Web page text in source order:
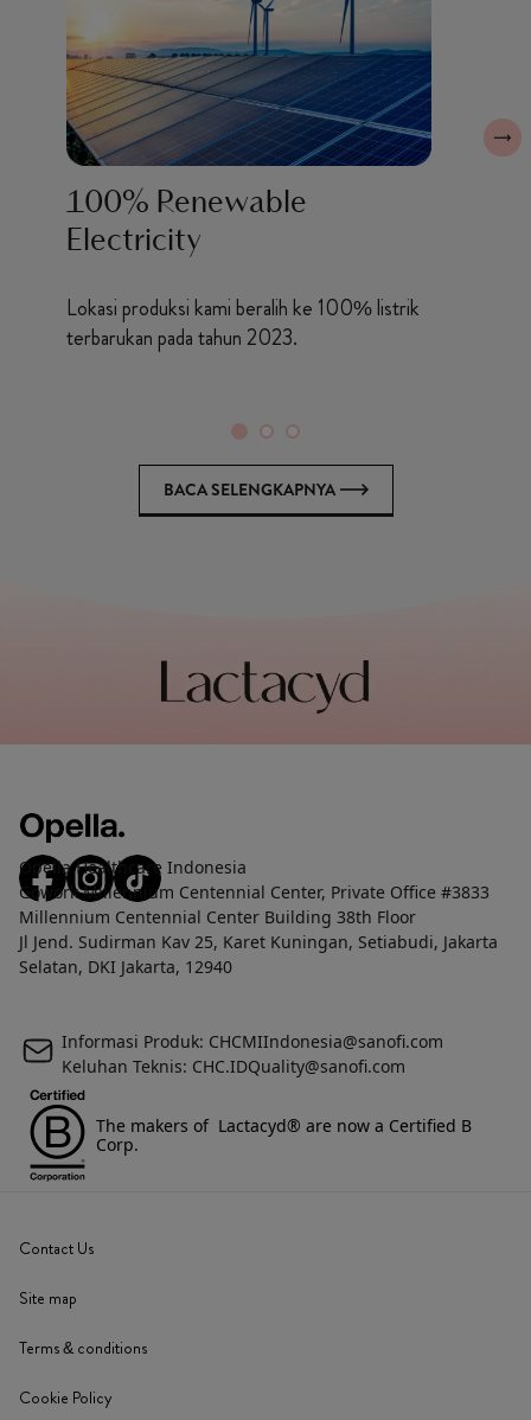
100% Renewable
Electricity
Lokasi produksi kami beralih ke 100% listrik
terbarukan pada tahun 2023.
BACA SELENGKAPNYA
Opella Healthcare Indonesia
Gowork Millennium Centennial Center, Private Office #3833
Millennium Centennial Center Building 38th Floor
Jl Jend. Sudirman Kav 25, Karet Kuningan, Setiabudi, Jakarta
Selatan, DKI Jakarta, 12940
Informasi Produk: CHCMIIndonesia@sanofi.com
Keluhan Teknis: CHC.IDQuality@sanofi.com
The makers of Lactacyd® are now a Certified B
Corp.
Contact Us
Site map
Terms & conditions
Cookie Policy